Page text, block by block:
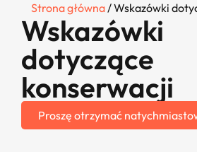
Strona główna/ Wskazówki
Wskazówki
dotyczące
konserwacji
Proszę otrzymać